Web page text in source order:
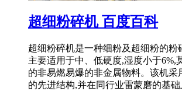
超细粉碎机 百度百科
超细粉碎机是一种细粉及超细粉的粉
主要适用于中、低硬度,湿度小于6%,
的非易燃易爆的非金属物料。该机采
的先进结构,并在同行业雷蒙磨的基